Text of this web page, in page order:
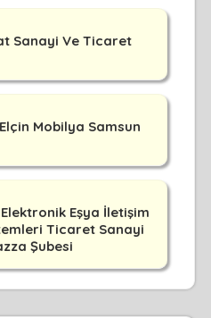
Sanayi Ve Ticaret
Mobilya Samsun
Eşya İletişim
Ticaret Sanayi
Şubesi